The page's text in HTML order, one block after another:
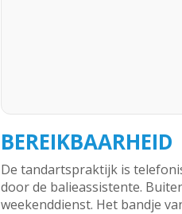
BEREIKBAARHEID
De tandartspraktijk is
door de balieassistente.
weekenddienst. Het bandje